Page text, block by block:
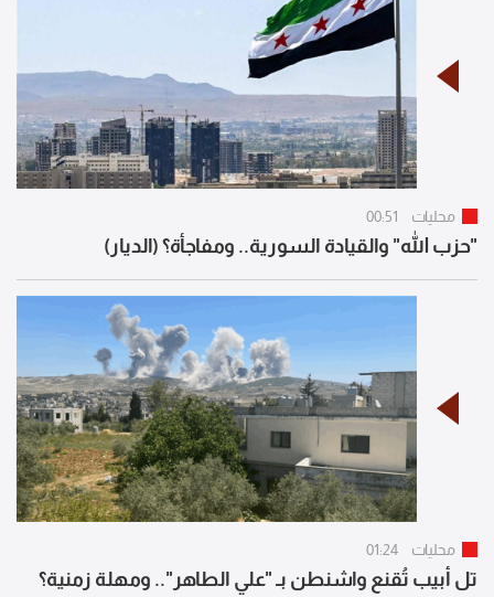
محليات 00:51
"حزب الله" والقيادة السورية.. ومفاجأة؟ (الديار)
محليات 01:24
تل أبيب تُقنع واشنطن بـ "علي الطاهر".. ومهلة زمنية؟